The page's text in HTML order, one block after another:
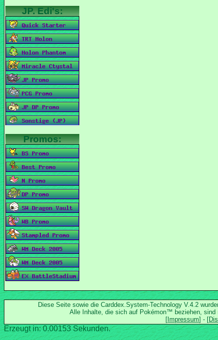
Diese Seite sowie die Carddex.System-Technology V.4.2
Alle Inhalte, die sich auf Pokémon™ beziehen, sind
Erzeugt in: 0.00153 Sekunden.